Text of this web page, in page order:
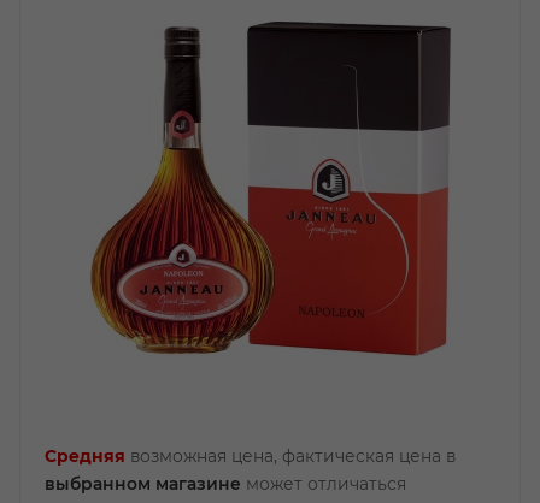
Средняя возможная цена, фактическая цена в
выбранном магазине может отличаться